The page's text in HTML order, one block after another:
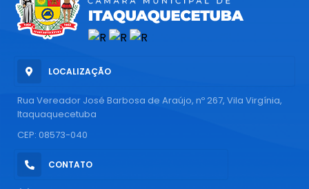
LOCALIZAÇÃO
Rua Vereador José Barbosa de Araújo, nº 267, Vila Virgínia,
Itaquaquecetuba
CEP: 08573-040
CONTATO